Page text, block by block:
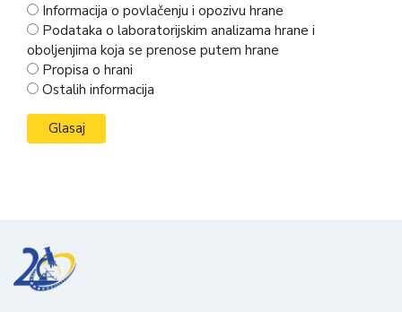
Informacija o povlačenju i opozivu hrane
Podataka o laboratorijskim analizama hrane i
oboljenjima koja se prenose putem hrane
Propisa o hrani
Ostalih informacija